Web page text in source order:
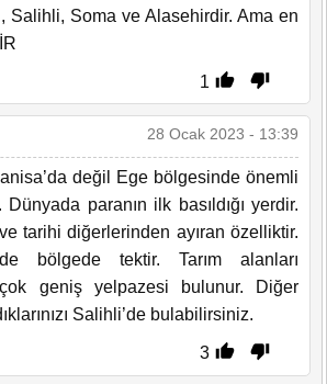
Salihli, Soma ve Alasehirdir. Ama en
1
28 Ocak 2023 - 13:39
değil Ege bölgesinde önemli
paranın ilk basıldığı yerdir.
tarihi diğerlerinden ayıran özelliktir.
bölgede tektir. Tarım alanları
çok geniş yelpazesi bulunur. Diğer
Salihli’de bulabilirsiniz.
3